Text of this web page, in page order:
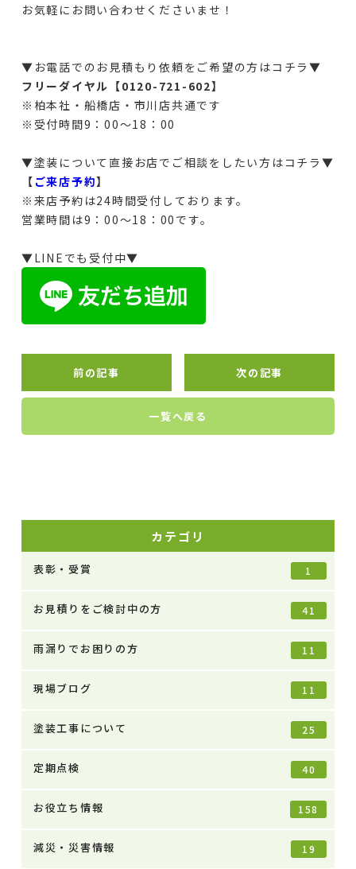
お気軽にお問い合わせくださいませ！
▼お電話でのお見積もり依頼をご希望の方はコチラ▼
フリーダイヤル【0120-721-602】
※ 柏本社・船橋店・市川店共通です
※受付時間9：00～18：00
▼塗装について直接お店でご相談をしたい方はコチラ▼
【 ご来店予約】
※来店予約は24時間受付しております。
営業時間は9：00～18：00です。
▼LINEでも受付中▼
前の記事 次の記事
一覧へ戻る
カテゴリ
表彰・受賞 1
お見積りをご検討中の方 41
雨漏りでお困りの方 11
現場ブログ 11
塗装工事について 25
定期点検 40
お役立ち情報 158
減災・災害情報 19